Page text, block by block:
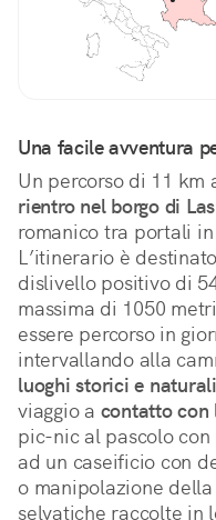
Una facile avventura
Un percorso di 11 km
rientro nel borgo di
romanico tra portali
L’itinerario è
dislivello positivo di
massima di 1050
essere percorso in
intervallando alla
luoghi storici e naturali
viaggio a contatto con
pic-nic al pascolo
ad un caseificio con
o manipolazione
selvatiche raccolte in